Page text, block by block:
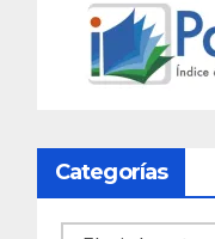
Categorías